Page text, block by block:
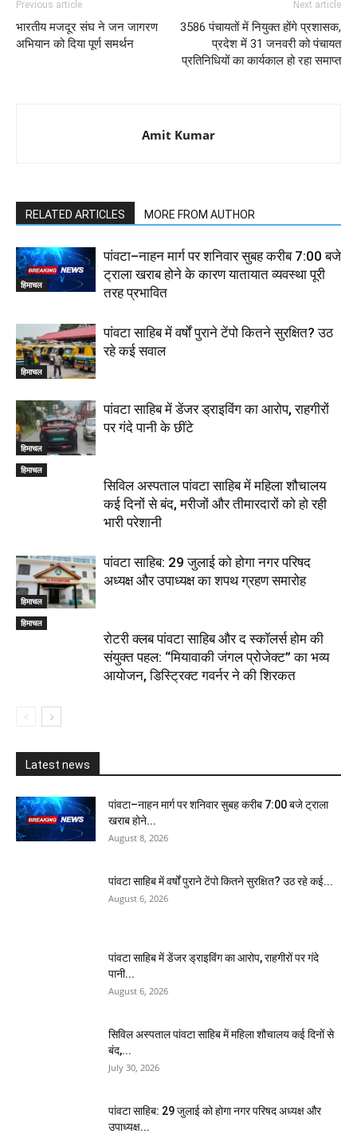
Previous article
भारतीय मजदूर संघ ने जन जागरण
अभियान को दिया पूर्ण समर्थन
Next article
3586 पंचायतों में नियुक्त होंगे प्रशासक,
प्रदेश में 31 जनवरी को पंचायत
प्रतिनिधियों का कार्यकाल हो रहा समाप्त
Amit Kumar
RELATED ARTICLES MORE FROM AUTHOR
हिमाचल
पांवटा–नाहन मार्ग पर शनिवार सुबह करीब 7:00 बजे
ट्राला खराब होने के कारण यातायात व्यवस्था पूरी
तरह प्रभावित
हिमाचल
पांवटा साहिब में वर्षों पुराने टेंपो कितने सुरक्षित? उठ
रहे कई सवाल
हिमाचल
पांवटा साहिब में डेंजर ड्राइविंग का आरोप, राहगीरों
पर गंदे पानी के छींटे
हिमाचल
सिविल अस्पताल पांवटा साहिब में महिला शौचालय
कई दिनों से बंद, मरीजों और तीमारदारों को हो रही
भारी परेशानी
हिमाचल
पांवटा साहिब: 29 जुलाई को होगा नगर परिषद
अध्यक्ष और उपाध्यक्ष का शपथ ग्रहण समारोह
हिमाचल
​रोटरी क्लब पांवटा साहिब और द स्कॉलर्स होम की
संयुक्त पहल: “मियावाकी जंगल प्रोजेक्ट” का भव्य
आयोजन, डिस्ट्रिक्ट गवर्नर ने की शिरकत
Latest news
पांवटा–नाहन मार्ग पर शनिवार सुबह करीब 7:00 बजे ट्राला
खराब होने...
August 8, 2026
पांवटा साहिब में वर्षों पुराने टेंपो कितने सुरक्षित? उठ रहे कई...
August 6, 2026
पांवटा साहिब में डेंजर ड्राइविंग का आरोप, राहगीरों पर गंदे
पानी...
August 6, 2026
सिविल अस्पताल पांवटा साहिब में महिला शौचालय कई दिनों से
बंद,...
July 30, 2026
पांवटा साहिब: 29 जुलाई को होगा नगर परिषद अध्यक्ष और
उपाध्यक्ष...